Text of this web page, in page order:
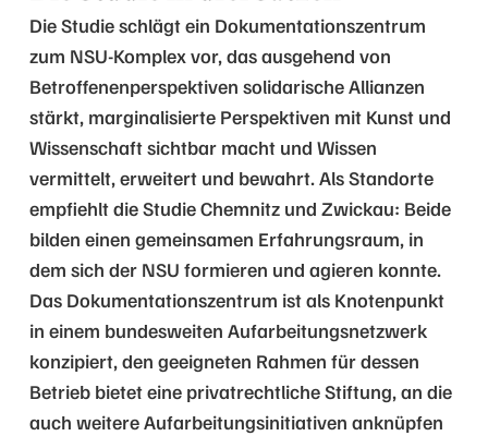
Die Studie schlägt ein Dokumentationszentrum
zum NSU-Komplex vor, das ausgehend von
Betroffenenperspektiven solidarische Allianzen
stärkt, marginalisierte Perspektiven mit Kunst und
Wissenschaft sichtbar macht und Wissen
vermittelt, erweitert und bewahrt. Als Standorte
empfiehlt die Studie Chemnitz und Zwickau: Beide
bilden einen gemeinsamen Erfahrungsraum, in
dem sich der NSU formieren und agieren konnte.
Das Dokumentationszentrum ist als Knotenpunkt
in einem bundesweiten Aufarbeitungsnetzwerk
konzipiert, den geeigneten Rahmen für dessen
Betrieb bietet eine privatrechtliche Stiftung, an die
auch weitere Aufarbeitungsinitiativen anknüpfen